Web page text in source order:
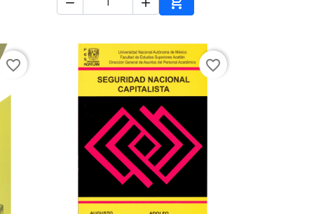
al carrito
 
Añadir al carrito
favorite_border favorite_border